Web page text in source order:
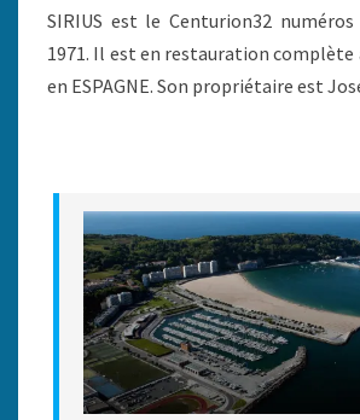
SIRIUS est le Centurion32
1971. Il est en restauration complète
en ESPAGNE. Son propriétaire est